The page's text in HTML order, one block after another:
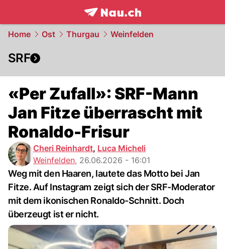
frontpage.NAU.ch
Home Ost Thurgau Weinfelden
SRF
«Per Zufall»: SRF-Mann
Jan Fitze überrascht mit
Ronaldo-Frisur
Cheri Reinhardt, Luca Micheli
Weinfelden, 26.06.2026 - 16:01
Weg mit den Haaren, lautete das Motto bei Jan
Fitze. Auf Instagram zeigt sich der SRF-Moderator
mit dem ikonischen Ronaldo-Schnitt. Doch
überzeugt ist er nicht.